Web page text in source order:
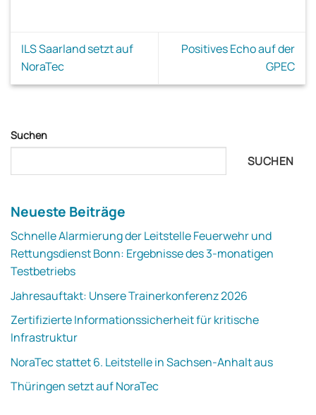
ILS Saarland setzt auf
NoraTec
Positives Echo auf der
GPEC
Suchen
SUCHEN
Neueste Beiträge
Schnelle Alarmierung der Leitstelle Feuerwehr und
Rettungsdienst Bonn: Ergebnisse des 3-monatigen
Testbetriebs
Jahresauftakt: Unsere Trainerkonferenz 2026
Zertifizierte Informationssicherheit für kritische
Infrastruktur
NoraTec stattet 6. Leitstelle in Sachsen-Anhalt aus
Thüringen setzt auf NoraTec